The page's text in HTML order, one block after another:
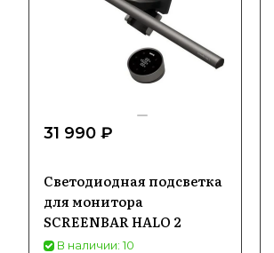
31 990 ₽
Светодиодная подсветка
для монитора
SCREENBAR HALO 2
В наличии: 10